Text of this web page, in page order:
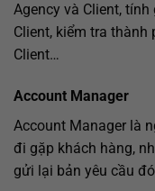
Agency và Client,
Client, kiểm tra
Client…
Account Manager
Account Manager là
đi gặp khách hàng,
gửi lại bản yêu cầu